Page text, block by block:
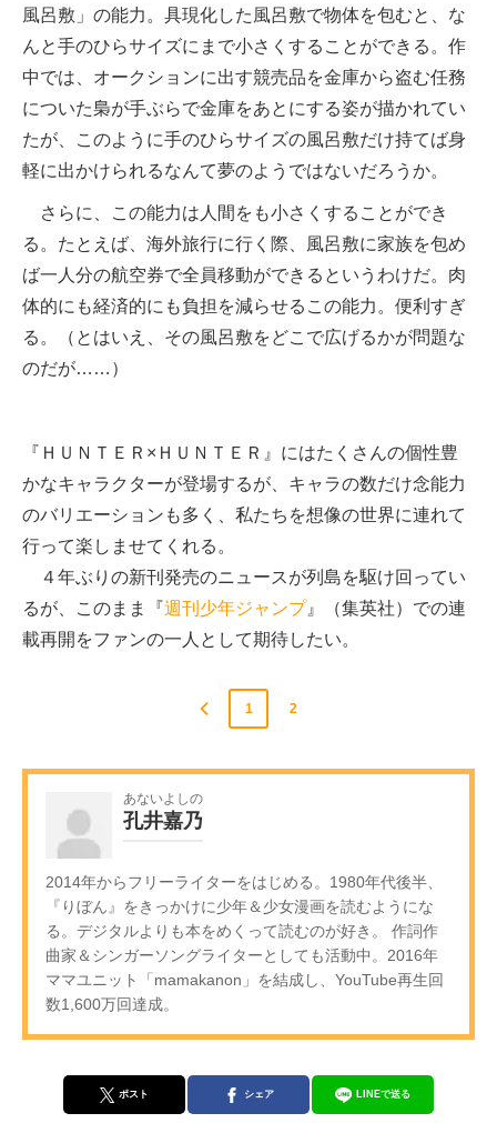
風呂敷」の能力。具現化した風呂敷で物体を包むと、な
んと手のひらサイズにまで小さくすることができる。作
中では、オークションに出す競売品を金庫から盗む任務
についた梟が手ぶらで金庫をあとにする姿が描かれてい
たが、このように手のひらサイズの風呂敷だけ持てば身
軽に出かけられるなんて夢のようではないだろうか。
さらに、この能力は人間をも小さくすることができ
る。たとえば、海外旅行に行く際、風呂敷に家族を包め
ば一人分の航空券で全員移動ができるというわけだ。肉
体的にも経済的にも負担を減らせるこの能力。便利すぎ
る。（とはいえ、その風呂敷をどこで広げるかが問題な
のだが……）
『ＨＵＮＴＥＲ×ＨＵＮＴＥＲ』にはたくさんの個性豊
かなキャラクターが登場するが、キャラの数だけ念能力
のバリエーションも多く、私たちを想像の世界に連れて
行って楽しませてくれる。
４年ぶりの新刊発売のニュースが列島を駆け回ってい
るが、このまま『週刊少年ジャンプ』（集英社）での連
載再開をファンの一人として期待したい。
1 2
あないよしの
孔井嘉乃
2014年からフリーライターをはじめる。1980年代後半、
『りぼん』をきっかけに少年＆少女漫画を読むようにな
る。デジタルよりも本をめくって読むのが好き。 作詞作
曲家＆シンガーソングライターとしても活動中。2016年
ママユニット「mamakanon」を結成し、YouTube再生回
数1,600万回達成。
ポスト シェア LINEで送る